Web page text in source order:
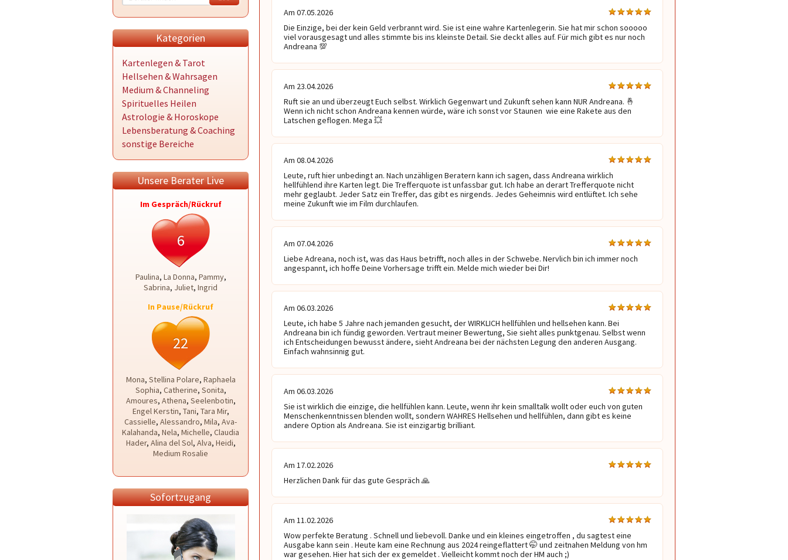
Kategorien
Kartenlegen & Tarot
Hellsehen & Wahrsagen
Medium & Channeling
Spirituelles Heilen
Astrologie & Horoskope
Lebensberatung & Coaching
sonstige Bereiche
Unsere Berater Live
Im Gespräch/Rückruf
6
Paulina, La Donna, Pammy,
Sabrina, Juliet, Ingrid
In Pause/Rückruf
22
Mona, Stellina Polare, Raphaela
Sophia, Catherine, Sonita,
Amoures, Athena, Seelenbotin,
Engel Kerstin, Tani, Tara Mir,
Cassielle, Alessandro, Mila, Ava-
Kalahanda, Nela, Michelle, Claudia
Hader, Alina del Sol, Alva, Heidi,
Medium Rosalie
Sofortzugang
Am 07.05.2026
Die Einzige, bei der kein Geld verbrannt wird. Sie ist eine wahre Kartenlegerin. Sie hat mir schon sooooo
viel vorausgesagt und alles stimmte bis ins kleinste Detail. Sie deckt alles auf. Für mich gibt es nur noch
Andreana 💯
Am 23.04.2026
Ruft sie an und überzeugt Euch selbst. Wirklich Gegenwart und Zukunft sehen kann NUR Andreana. 🤞
Wenn ich nicht schon Andreana kennen würde, wäre ich sonst vor Staunen  wie eine Rakete aus den
Latschen geflogen. Mega 💥
Am 08.04.2026
Leute, ruft hier unbedingt an. Nach unzähligen Beratern kann ich sagen, dass Andreana wirklich
hellfühlend ihre Karten legt. Die Trefferquote ist unfassbar gut. Ich habe an derart Trefferquote nicht
mehr geglaubt. Jeder Satz ein Treffer, das gibt es nirgends. Jedes Geheimnis wird entlüftet. Ich sehe
meine Zukunft wie im Film durchlaufen.
Am 07.04.2026
Liebe Adreana, noch ist, was das Haus betrifft, noch alles in der Schwebe. Nervlich bin ich immer noch
angespannt, ich hoffe Deine Vorhersage trifft ein. Melde mich wieder bei Dir!
Am 06.03.2026
Leute, ich habe 5 Jahre nach jemanden gesucht, der WIRKLICH hellfühlen und hellsehen kann. Bei
Andreana bin ich fündig geworden. Vertraut meiner Bewertung, Sie sieht alles punktgenau. Selbst wenn
ich Entscheidungen bewusst ändere, sieht Andreana bei der nächsten Legung den anderen Ausgang.
Einfach wahnsinnig gut.
Am 06.03.2026
Sie ist wirklich die einzige, die hellfühlen kann. Leute, wenn ihr kein smalltalk wollt oder euch von guten
Menschenkenntnissen blenden wollt, sondern WAHRES Hellsehen und hellfühlen, dann gibt es keine
andere Option als Andreana. Sie ist einzigartig brilliant.
Am 17.02.2026
Herzlichen Dank für das gute Gespräch 🙏
Am 11.02.2026
Wow perfekte Beratung . Schnell und liebevoll. Danke und ein kleines eingetroffen , du sagtest eine
Ausgabe kann sein . Heute kam eine Rechnung aus 2024 reingeflattert 🤭 und zeitnahen Meldung von hm
war gesehen. Hier hat sich der ex gemeldet . Vielleicht kommt noch der HM auch ;)